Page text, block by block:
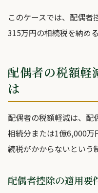
このケースでは、配偶者
315万円の相続税を納め
配偶者の税額軽
は
配偶者の税額軽減は、配
相続分または1億6,000
続税がかからないという
配偶者控除の適用要